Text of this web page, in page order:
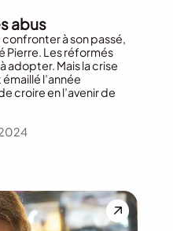
abus
à son passé,
Pierre. Les réformés
adopter. Mais la crise
l’année
croire en l’avenir de